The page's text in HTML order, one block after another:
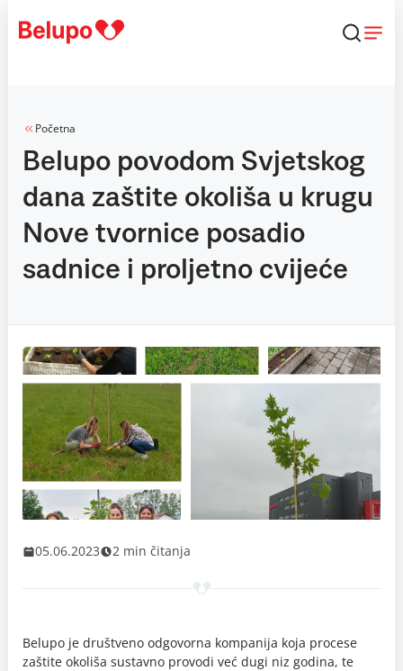
Početna
Belupo povodom Svjetskog
dana zaštite okoliša u krugu
Nove tvornice posadio
sadnice i proljetno cvijeće
05.06.2023 2 min čitanja
Belupo je društveno odgovorna kompanija koja procese
zaštite okoliša sustavno provodi već dugi niz godina, te